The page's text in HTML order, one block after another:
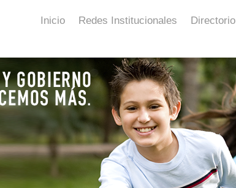
Inicio Redes Institucionales Directorio